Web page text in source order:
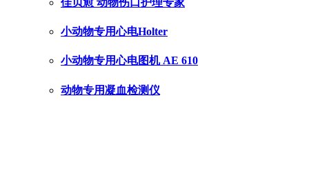
小动物专用心电Holter
小动物专用心电图机 AE 610
动物专用凝血检测仪